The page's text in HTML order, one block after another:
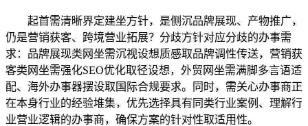
起首需清晰界定建坐方针，是侧沉品牌展现、产物推广，
仍是营销获客、跨境营业拓展？分歧方针对应分歧的办事需
求：品牌展现类网坐需沉视设想质感取品牌调性传送，营销获
客类网坐需强化SEO优化取径设想，外贸网坐需满脚多言语适
配、海外办事器摆设取国际合规要求。同时，需关心办事商正
在本身行业的经验堆集，优先选择具有同类行业案例、理解行
业营业逻辑的办事商，确保方案的针对性取适用性。